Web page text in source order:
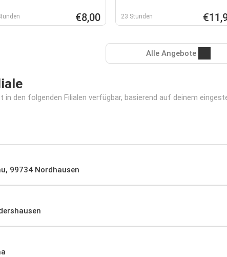
€8,00 23 Stunden
Alle Angebote
den folgenden Filialen verfügbar, basierend auf deinem
99734 Nordhausen